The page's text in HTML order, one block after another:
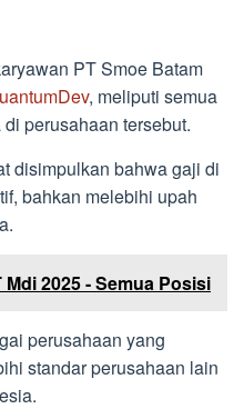
PT Smoe Batam
, meliputi semua
perusahaan tersebut.
disimpulkan bahwa gaji di
bahkan melebihi upah
Mdi 2025 - Semua Posisi
perusahaan yang
standar perusahaan lain